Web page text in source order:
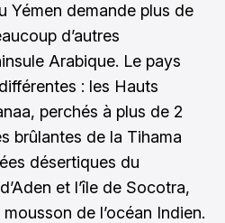
Yémen demande plus de
d’autres
Arabique. Le pays
: les Hauts
perchés à plus de 2
brûlantes de la Tihama
désertiques du
et l’île de Socotra,
de l’océan Indien.